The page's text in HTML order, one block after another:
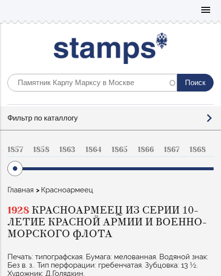
menu
по
Фильтр по каталлогу
1857 1858 1863 1864 1865 1866 1867 1868
Строка
Главная Красноармеец
1928 КРАСНОАРМЕЕЦ ИЗ СЕРИИ 10-
ЛЕТИЕ КРАСНОЙ АРМИИ И ВОЕННО-
МОРСКОГО ФЛОТА
Печать: типографская. Бумага: мелованная. Водяной знак:
Без в. з.. Тип перфорации: гребенчатая. Зубцовка: 13 ½.
Художник: Д.Голядкин.